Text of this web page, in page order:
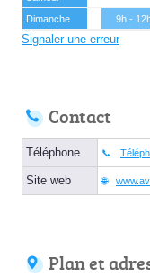
Dimanche
9h -
Signaler une erreur
Contact
Téléphone
Site web
Plan et